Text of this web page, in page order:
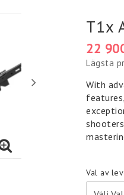
T1x
22
Lägsta
With
Val av